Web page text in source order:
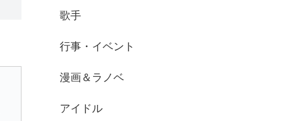
歌手
行事・イベント
漫画＆ラノベ
アイドル